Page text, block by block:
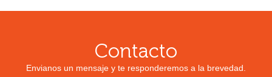
Contacto
Envianos un mensaje y te responderemos a la brevedad.